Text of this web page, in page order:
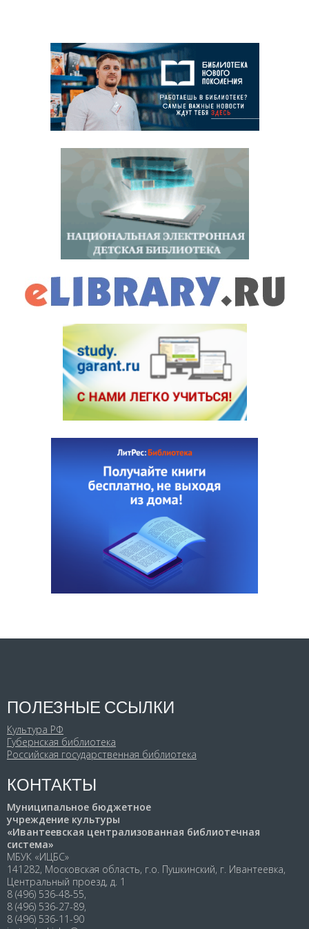
ПОЛЕЗНЫЕ ССЫЛКИ
Культура РФ
Губернская библиотека
Российская государственная библиотека
КОНТАКТЫ
Муниципальное бюджетное
учреждение культуры
«Ивантеевская централизованная библиотечная
система»
МБУК «ИЦБС»
141282, Московская область, г.о. Пушкинский, г. Ивантеевка,
Центральный проезд, д. 1
8 (496) 536-48-55,
8 (496) 536-27-89,
8 (496) 536-11-90